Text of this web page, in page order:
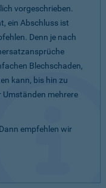
vorgeschrieben.
ein Abschluss ist
Denn je nach
Blechschaden,
kann, bis hin zu
Umständen mehrere
empfehlen wir